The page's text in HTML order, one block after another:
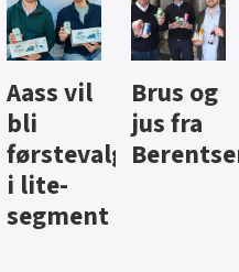
Brus og
jus fra
Berentsen
Hard
iste fra
Hansa